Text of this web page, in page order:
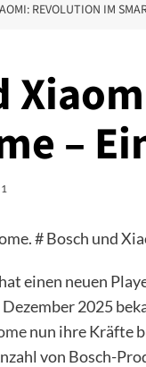
REVOLUTION IM
–
1
# Bosch und
einen neuen
2025
nun ihre Kräfte
von Bosch-